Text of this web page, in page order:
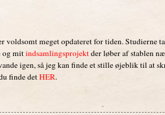
meget opdateret for tiden. Studierne
og mitindsamlingsprojektder løber af stablen
igen, så jeg kan finde et stille øjeblik til at
finde detHER.